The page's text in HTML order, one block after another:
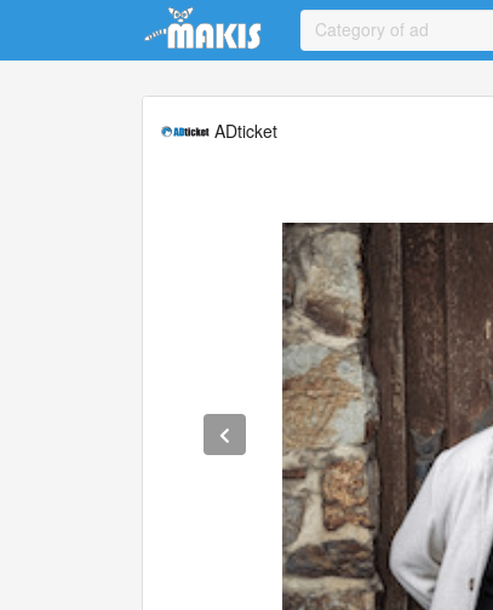
Update cookies preferences
Category of ad
ADticket